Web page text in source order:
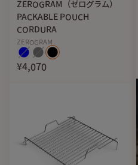
ZEROGRAM（ゼログラム）
PACKABLE POUCH
CORDURA
ZEROGRAM
¥4,070